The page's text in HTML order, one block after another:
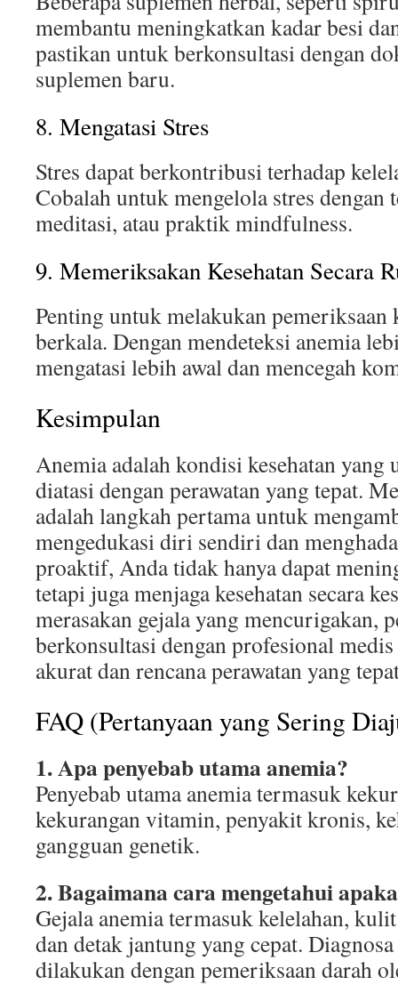
membantu meningkatkan kadar besi
pastikan untuk berkonsultasi dengan
suplemen baru.
8. Mengatasi Stres
Stres dapat berkontribusi terhadap
Cobalah untuk mengelola stres dengan
meditasi, atau praktik mindfulness.
9. Memeriksakan Kesehatan Secara
Penting untuk melakukan pemeriksaan
berkala. Dengan mendeteksi anemia
mengatasi lebih awal dan mencegah
Kesimpulan
Anemia adalah kondisi kesehatan yang
diatasi dengan perawatan yang tepat.
adalah langkah pertama untuk
mengedukasi diri sendiri dan
proaktif, Anda tidak hanya dapat
tetapi juga menjaga kesehatan secara
merasakan gejala yang mencurigakan,
berkonsultasi dengan profesional
akurat dan rencana perawatan yang
FAQ (Pertanyaan yang Sering
1. Apa penyebab utama anemia?
Penyebab utama anemia termasuk
kekurangan vitamin, penyakit kronis,
gangguan genetik.
2. Bagaimana cara mengetahui
Gejala anemia termasuk kelelahan,
dan detak jantung yang cepat.
dilakukan dengan pemeriksaan darah